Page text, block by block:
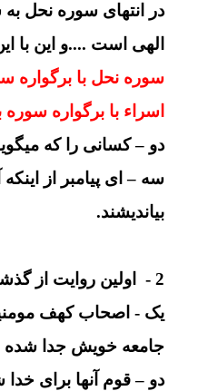
در انتهای سوره نحل
الهی است ....و این با
سوره نحل با برگواره
اسراء با برگواره
دو – کسانی را که
سه – ای پیامبر از
بیاندیشند.
2 - اولین روایت از گذشته در خصوص وقوع قیامت و پاداش و عقاب :
یک - اصحاب کهف مومنین
جامعه خویش جدا شده
دو – قوم آنها برای